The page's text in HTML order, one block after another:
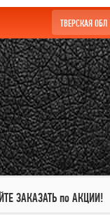
ТВЕРСКАЯ ОБЛ
ЗАКАЗАТЬ по АКЦИИ!